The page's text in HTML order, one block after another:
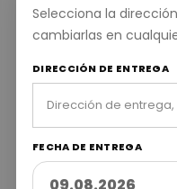
Selecciona la
cambiarlas en
DIRECCIÓN DE ENTREGA
FECHA DE ENTREGA